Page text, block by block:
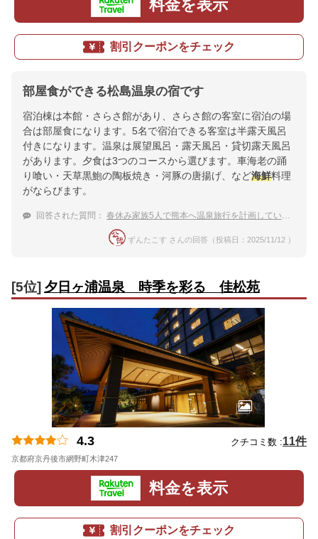
料金を表示
割引クーポンをチェック
部屋食ができる松島温泉の宿です
宿泊棟は本館・さらさ館があり、さらさ館の客室に宿泊の場
合は部屋食になります。5名で宿泊できる客室は半露天風呂
付きになります。温泉は展望風呂・露天風呂・貸切露天風呂
があります。夕食は3つのコースから選びます。車海老の踊
り喰い・天草黒鮑の陶板焼き・河豚の唐揚げ、など海鮮料理
がならびます。
回答された質問： 春休み家族5人で熊本へ温泉旅行を計画しています。
ずんたこす さんの回答（投稿日：2025/11/12 ）
[5位] 夕日ヶ浦温泉 時季を彩る 佳松苑
4.3 クチコミ数 :11件
京都府京丹後市網野町木津247
料金を表示
割引クーポンをチェック